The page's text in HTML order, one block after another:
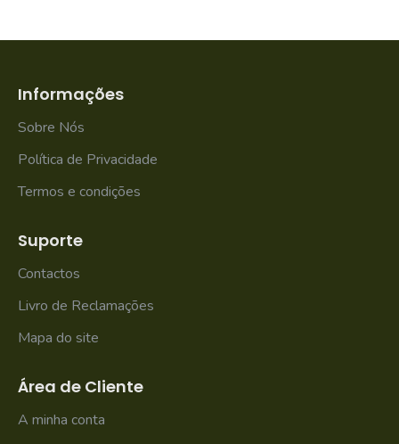
Informações
Sobre Nós
Política de Privacidade
Termos e condições
Suporte
Contactos
Livro de Reclamações
Mapa do site
Área de Cliente
A minha conta